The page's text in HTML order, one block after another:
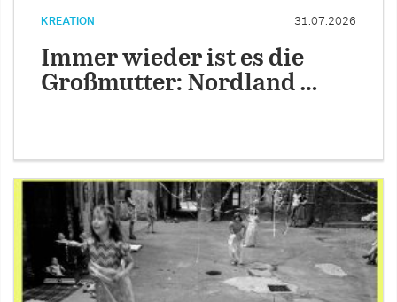
KREATION 31.07.2026
Immer wieder ist es die
Großmutter: Nordland …